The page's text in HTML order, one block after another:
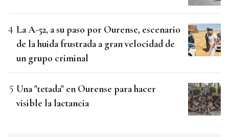
La A-52, a su paso por Ourense, escenario
de la huida frustrada a gran velocidad de
un grupo criminal
Una "tetada" en Ourense para hacer
visible la lactancia